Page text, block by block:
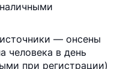
— онсены
человека в день
при регистрации)